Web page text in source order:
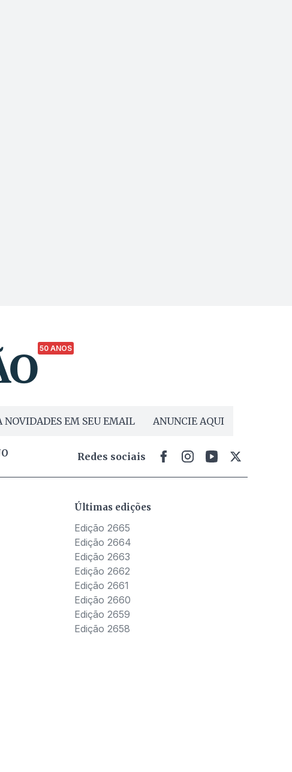
50 ANOS
NOVIDADES EM SEU EMAIL ANUNCIE AQUI
Redes sociais
Últimas edições
Edição 2665
Edição 2664
Edição 2663
Edição 2662
Edição 2661
Edição 2660
Edição 2659
Edição 2658